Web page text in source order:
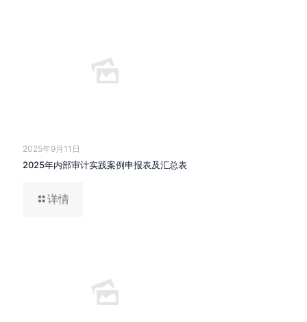
2025年9月11日
2025年内部审计实践案例申报表及汇总表
详情